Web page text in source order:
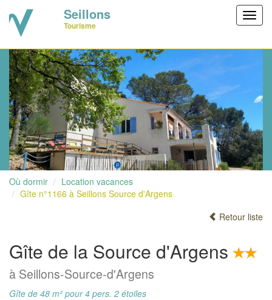
Seillons
Tourisme
Où dormir
Location vacances
Gîte n°1166 à Seillons Source d'Argens
Retour liste
Gîte de la Source d'Argens
à Seillons-Source-d'Argens
Gîte de 48 m² pour 4 pers. 2 étoiles